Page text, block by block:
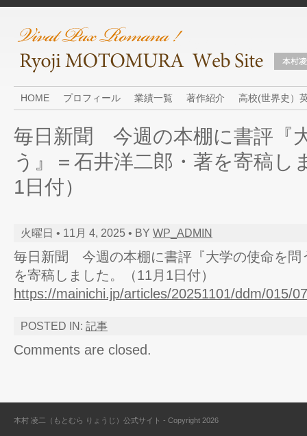
HOME プロフィール 業績一覧 著作紹介 高校(世界史）
毎日新聞 今週の本棚に書評『
う』＝石井洋二郎・著を寄稿し
1日付）
火曜日 • 11月 4, 2025 • BY WP_ADMIN
毎日新聞 今週の本棚に書評『大学の使命を問
を寄稿しました。（11月1日付）
https://mainichi.jp/articles/20251101/ddm/015/
POSTED IN: 記事
Comments are closed.
本村 凌二（もとむら りょうじ）公式サイト - Copyright 2026